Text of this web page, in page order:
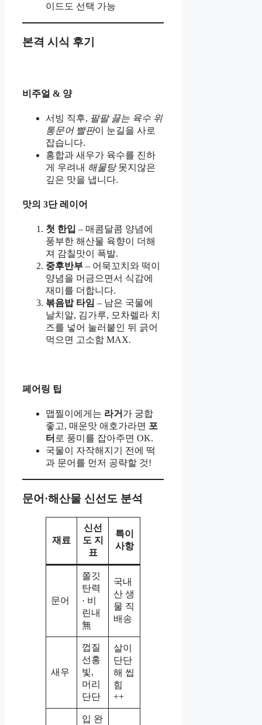
이드도 선택 가능
본격 시식 후기
비주얼 & 양
서빙 직후, 팔팔 끓는 육수 위
통문어 빨판이 눈길을 사로
잡습니다.
홍합과 새우가 육수를 진하
게 우려내 해물탕못지않은
깊은 맛을 냅니다.
맛의 3단 레이어
첫 한입 – 매콤달콤 양념에
풍부한 해산물 육향이 더해
져 감칠맛이 폭발.
중후반부 – 어묵꼬치와 떡이
양념을 머금으면서 식감에
재미를 더합니다.
볶음밥 타임 – 남은 국물에
날치알, 김가루, 모차렐라 치
즈를 넣어 눌러붙인 뒤 긁어
먹으면 고소함 MAX.
페어링 팁
맵찔이에게는 라거 가 궁합
좋고, 매운맛 애호가라면 포
터 로 풍미를 잡아주면 OK.
국물이 자작해지기 전에 떡
과 문어를 먼저 공략할 것!
문어·해산물 신선도 분석
재료
신선
도 지
표
특이
사항
문어
쫄깃
탄력
· 비
린내
無
국내
산 생
물 직
배송
새우
껍질
선홍
빛,
머리
단단
살이
단단
해 씹
힘
++
입 완